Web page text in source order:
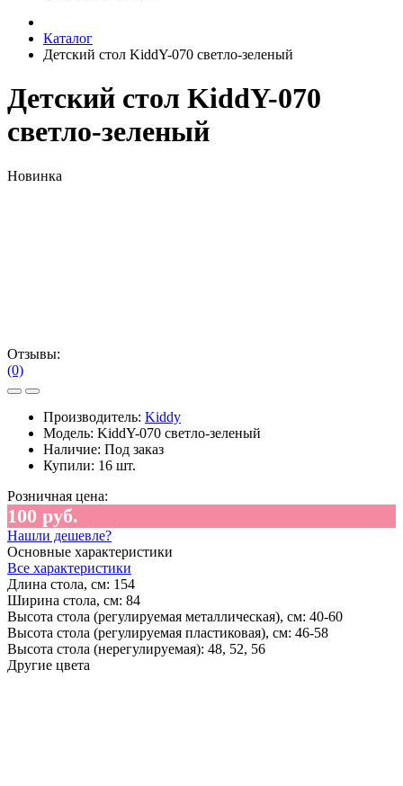
Каталог
Детский стол KiddY-070 светло-зеленый
Детский стол KiddY-070
светло-зеленый
Новинка
Отзывы:
(0)
Производитель: Kiddy
Модель: KiddY-070 светло-зеленый
Наличие: Под заказ
Купили: 16 шт.
Розничная цена:
100 руб.
Нашли дешевле?
Основные характеристики
Все характеристики
Длина стола, см: 154
Ширина стола, см: 84
Высота стола (регулируемая металлическая), см: 40-60
Высота стола (регулируемая пластиковая), см: 46-58
Высота стола (нерегулируемая): 48, 52, 56
Другие цвета